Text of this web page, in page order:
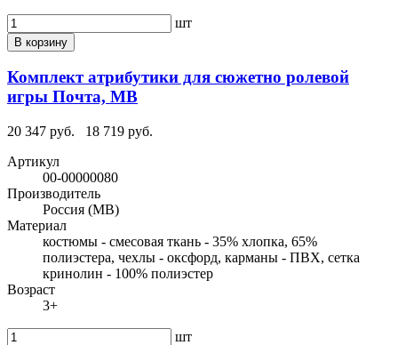
шт
В корзину
Комплект атрибутики для сюжетно ролевой
игры Почта, МВ
20 347 руб.
18 719 руб.
Артикул
00-00000080
Производитель
Россия (МВ)
Материал
костюмы - смесовая ткань - 35% хлопка, 65%
полиэстера, чехлы - оксфорд, карманы - ПВХ, сетка
кринолин - 100% полиэстер
Возраст
3+
шт